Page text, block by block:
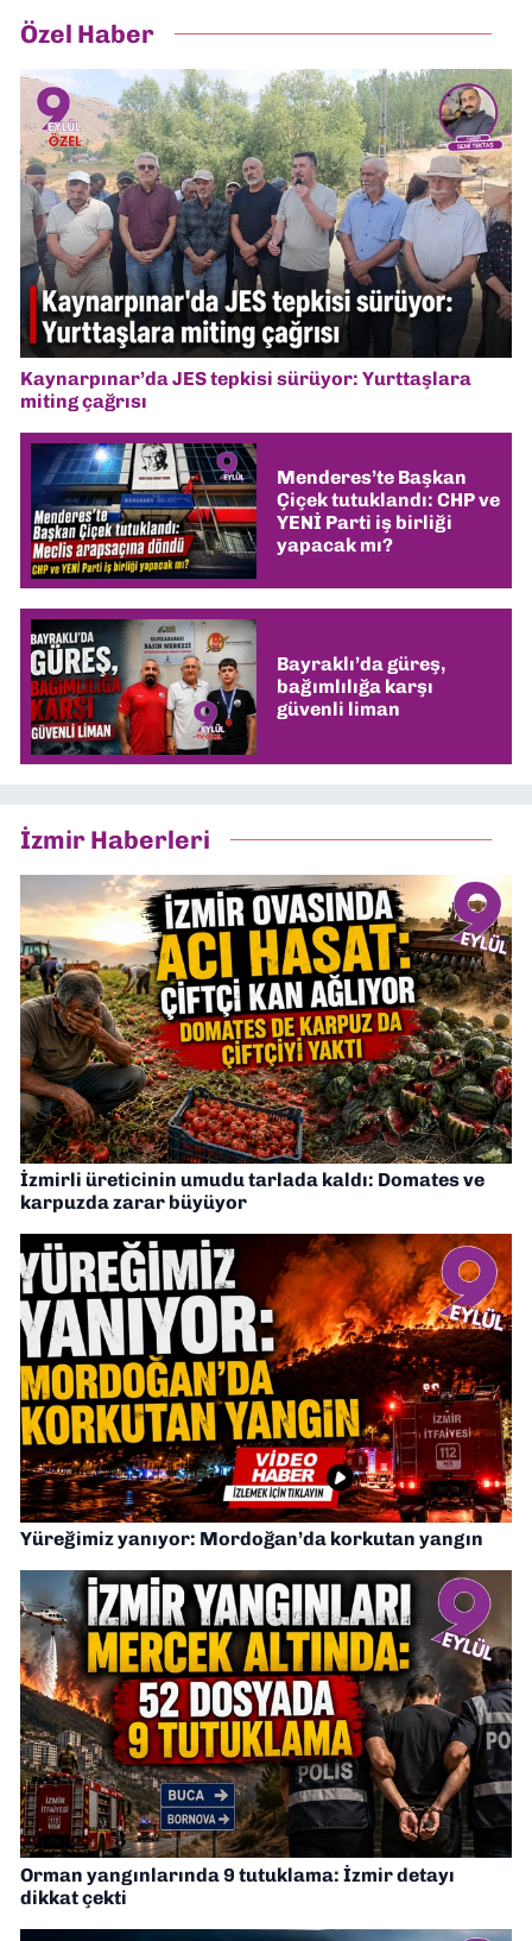
Özel Haber
Kaynarpınar’da JES tepkisi sürüyor: Yurttaşlara
miting çağrısı
Menderes’te Başkan
Çiçek tutuklandı: CHP ve
YENİ Parti iş birliği
yapacak mı?
Bayraklı’da güreş,
bağımlılığa karşı
güvenli liman
İzmir Haberleri
İzmirli üreticinin umudu tarlada kaldı: Domates ve
karpuzda zarar büyüyor
Yüreğimiz yanıyor: Mordoğan’da korkutan yangın
Orman yangınlarında 9 tutuklama: İzmir detayı
dikkat çekti